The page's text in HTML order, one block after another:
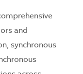
and
synchronous